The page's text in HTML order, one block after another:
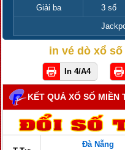
Giải ba 3 số
in vé dò xổ
In 4/A4
KẾT QUẢ XỔ SỐ MIỀN
Đà Nẵng